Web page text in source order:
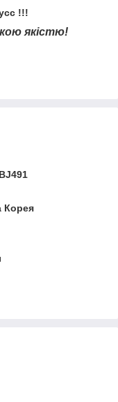
!!!
якістю!
Корея